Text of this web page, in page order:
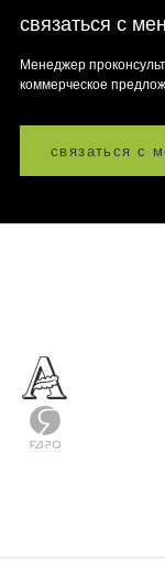
связаться с
Менеджер
коммерческое
связаться с